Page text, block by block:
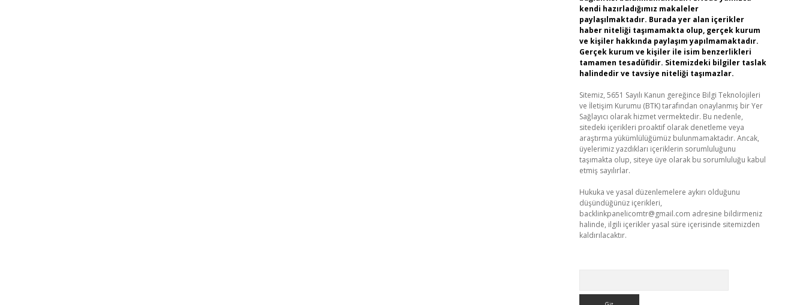
kendi hazırladığımız makaleler
paylaşılmaktadır. Burada yer alan içerikler
haber niteliği taşımamakta olup, gerçek kurum
ve kişiler hakkında paylaşım yapılmamaktadır.
Gerçek kurum ve kişiler ile isim benzerlikleri
tamamen tesadüfidir. Sitemizdeki bilgiler taslak
halindedir ve tavsiye niteliği taşımazlar.
Sitemiz, 5651 Sayılı Kanun gereğince Bilgi Teknolojileri
ve İletişim Kurumu (BTK) tarafından onaylanmış bir Yer
Sağlayıcı olarak hizmet vermektedir. Bu nedenle,
sitedeki içerikleri proaktif olarak denetleme veya
araştırma yükümlülüğümüz bulunmamaktadır. Ancak,
üyelerimiz yazdıkları içeriklerin sorumluluğunu
taşımakta olup, siteye üye olarak bu sorumluluğu kabul
etmiş sayılırlar.
Hukuka ve yasal düzenlemelere aykırı olduğunu
düşündüğünüz içerikleri,
backlinkpanelicomtr@gmail.com adresine bildirmeniz
halinde, ilgili içerikler yasal süre içerisinde sitemizden
kaldırılacaktır.